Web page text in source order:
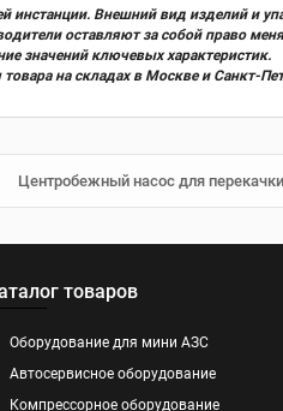
инстанции. Внешний вид изделий и
оставляют за собой право
значений ключевых характеристик.
на складах в Москве и Санкт-
Центробежный насос для
товаров
Оборудование для мини АЗС
Автосервисное оборудование
Компрессорное оборудование